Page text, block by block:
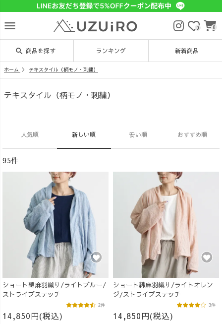
menu 0 0
search 商品を探す ランキング 新着商品
ホーム テキスタイル（柄モノ・刺繍）
テキスタイル（柄モノ・刺繍）
人気順 新しい順 安い順 おすすめ順
95件
ショート綿麻羽織り/ライトブルー/
ストライプステッチ
14,850円(税込)
2件
ショート綿麻羽織り/ライトオレン
ジ/ストライプステッチ
14,850円(税込)
3件